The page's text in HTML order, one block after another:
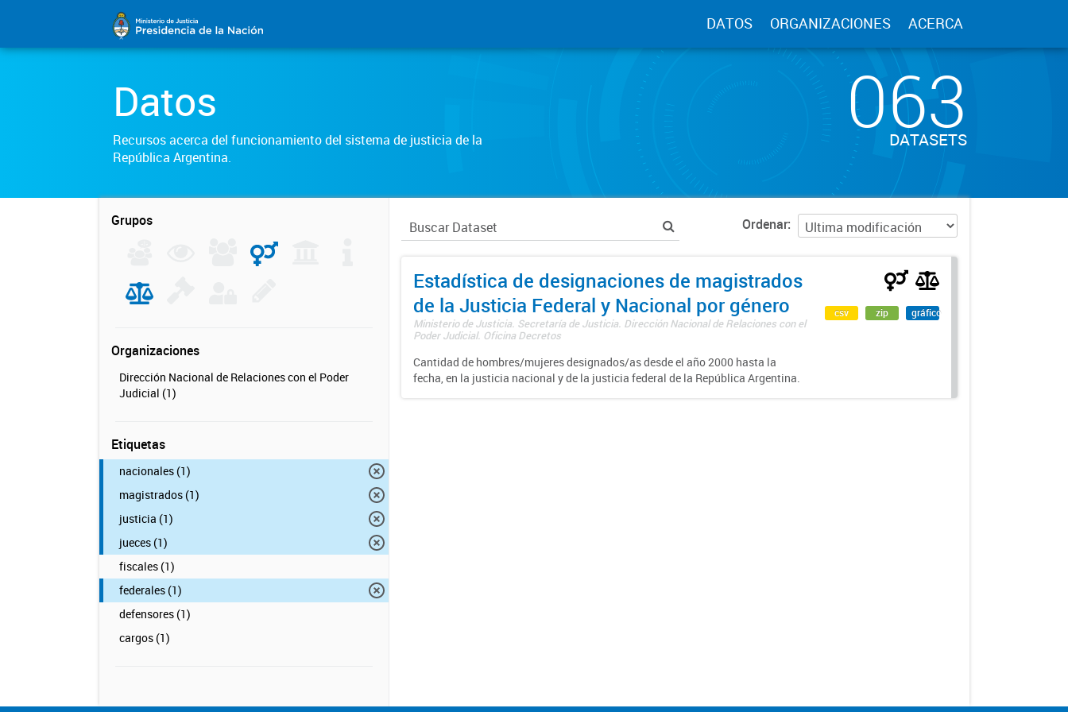
DATOS ORGANIZACIONES ACERCA
Datos
Recursos acerca del funcionamiento del sistema de justicia de la
República Argentina.
063
DATASETS
Grupos
Organizaciones
Dirección Nacional de Relaciones con el Poder
Judicial (1)
Etiquetas
nacionales (1)
magistrados (1)
justicia (1)
jueces (1)
fiscales (1)
federales (1)
defensores (1)
cargos (1)
Ordenar
Estadística de designaciones de magistrados
de la Justicia Federal y Nacional por género
Ministerio de Justicia. Secretaría de Justicia. Dirección Nacional de Relaciones con el
Poder Judicial. Oficina Decretos
Cantidad de hombres/mujeres designados/as desde el año 2000 hasta la
fecha, en la justicia nacional y de la justicia federal de la República Argentina.
csv zip gráfico